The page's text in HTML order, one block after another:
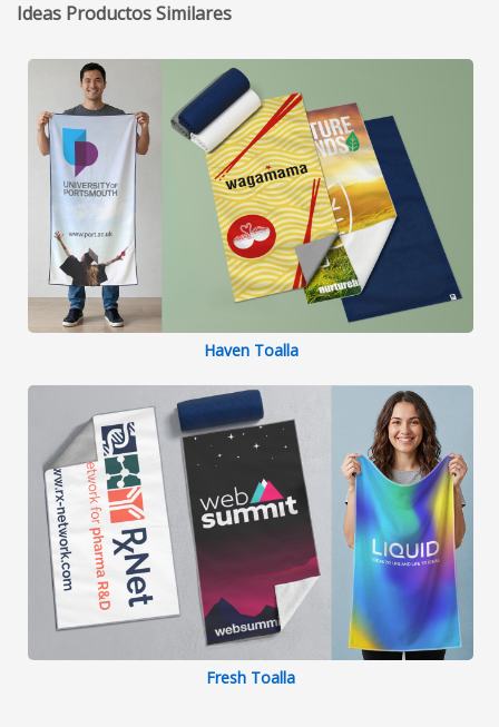
Ideas Productos Similares
Haven Toalla
Fresh Toalla